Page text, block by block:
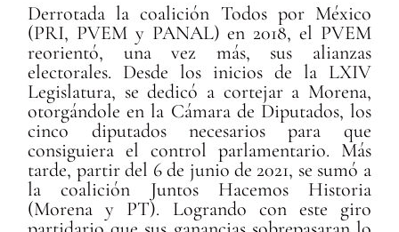
Derrotada la coalición Todos por México
(PRI, PVEM y PANAL) en 2018, el PVEM
reorientó, una vez más, sus alianzas
electorales. Desde los inicios de la LXIV
Legislatura, se dedicó a cortejar a Morena,
otorgándole en la Cámara de Diputados, los
cinco diputados necesarios para que
consiguiera el control parlamentario. Más
tarde, partir del 6 de junio de 2021, se sumó a
la coalición Juntos Hacemos Historia
(Morena y PT). Logrando con este giro